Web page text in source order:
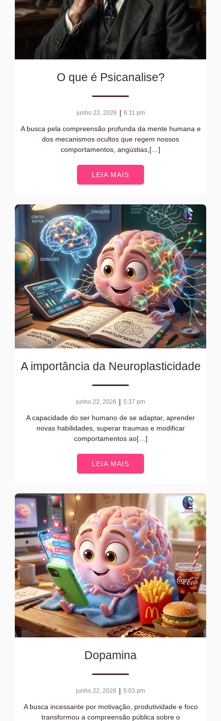
O que é Psicanalise?
junho 22, 2026 | 6:11 pm
A busca pela compreensão profunda da mente humana e
dos mecanismos ocultos que regem nossos
comportamentos, angústias,[…]
LEIA MAIS
A importância da Neuroplasticidade
junho 22, 2026 | 5:37 pm
A capacidade do ser humano de se adaptar, aprender
novas habilidades, superar traumas e modificar
comportamentos ao[…]
LEIA MAIS
Dopamina
junho 22, 2026 | 5:03 pm
A busca incessante por motivação, produtividade e foco
transformou a compreensão pública sobre o